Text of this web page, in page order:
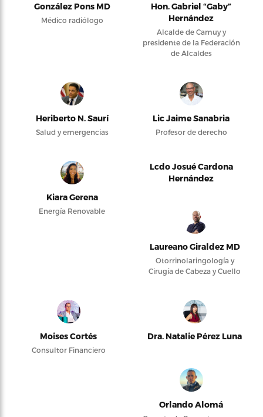
González Pons MD
Médico radiólogo
Hon. Gabriel “Gaby”
Hernández
Alcalde de Camuy y
presidente de la Federación
de Alcaldes
Heriberto N. Saurí
Salud y emergencias
Lic Jaime Sanabria
Profesor de derecho
Kiara Gerena
Energía Renovable
Lcdo Josué Cardona
Hernández
Laureano Giraldez MD
Otorrinolaringología y
Cirugía de Cabeza y Cuello
Moises Cortés
Consultor Financiero
Dra. Natalie Pérez Luna
Orlando Alomá